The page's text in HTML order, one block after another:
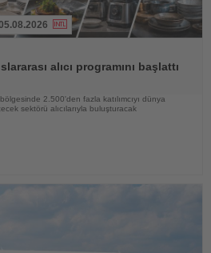
alıcı programını başlattı
2.500'den fazla katılımcıyı dünya
sektörü alıcılarıyla buluşturacak